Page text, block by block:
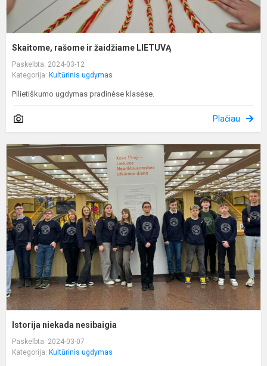
Skaitome, rašome ir žaidžiame LIETUVĄ
Paskelbta: 2024-03-12
Kategorija: Kultūrinis ugdymas
Pilietiškumo ugdymas pradinėse klasėse.
Plačiau
Istorija niekada nesibaigia
Paskelbta: 2024-03-07
Kategorija: Kultūrinis ugdymas